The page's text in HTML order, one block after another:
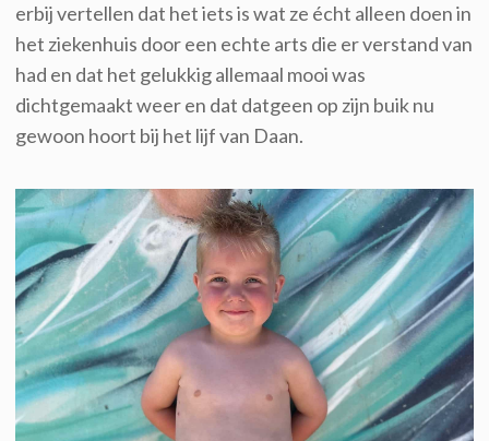
erbij vertellen dat het iets is wat ze écht alleen doen in
het ziekenhuis door een echte arts die er verstand van
had en dat het gelukkig allemaal mooi was
dichtgemaakt weer en dat datgeen op zijn buik nu
gewoon hoort bij het lijf van Daan.